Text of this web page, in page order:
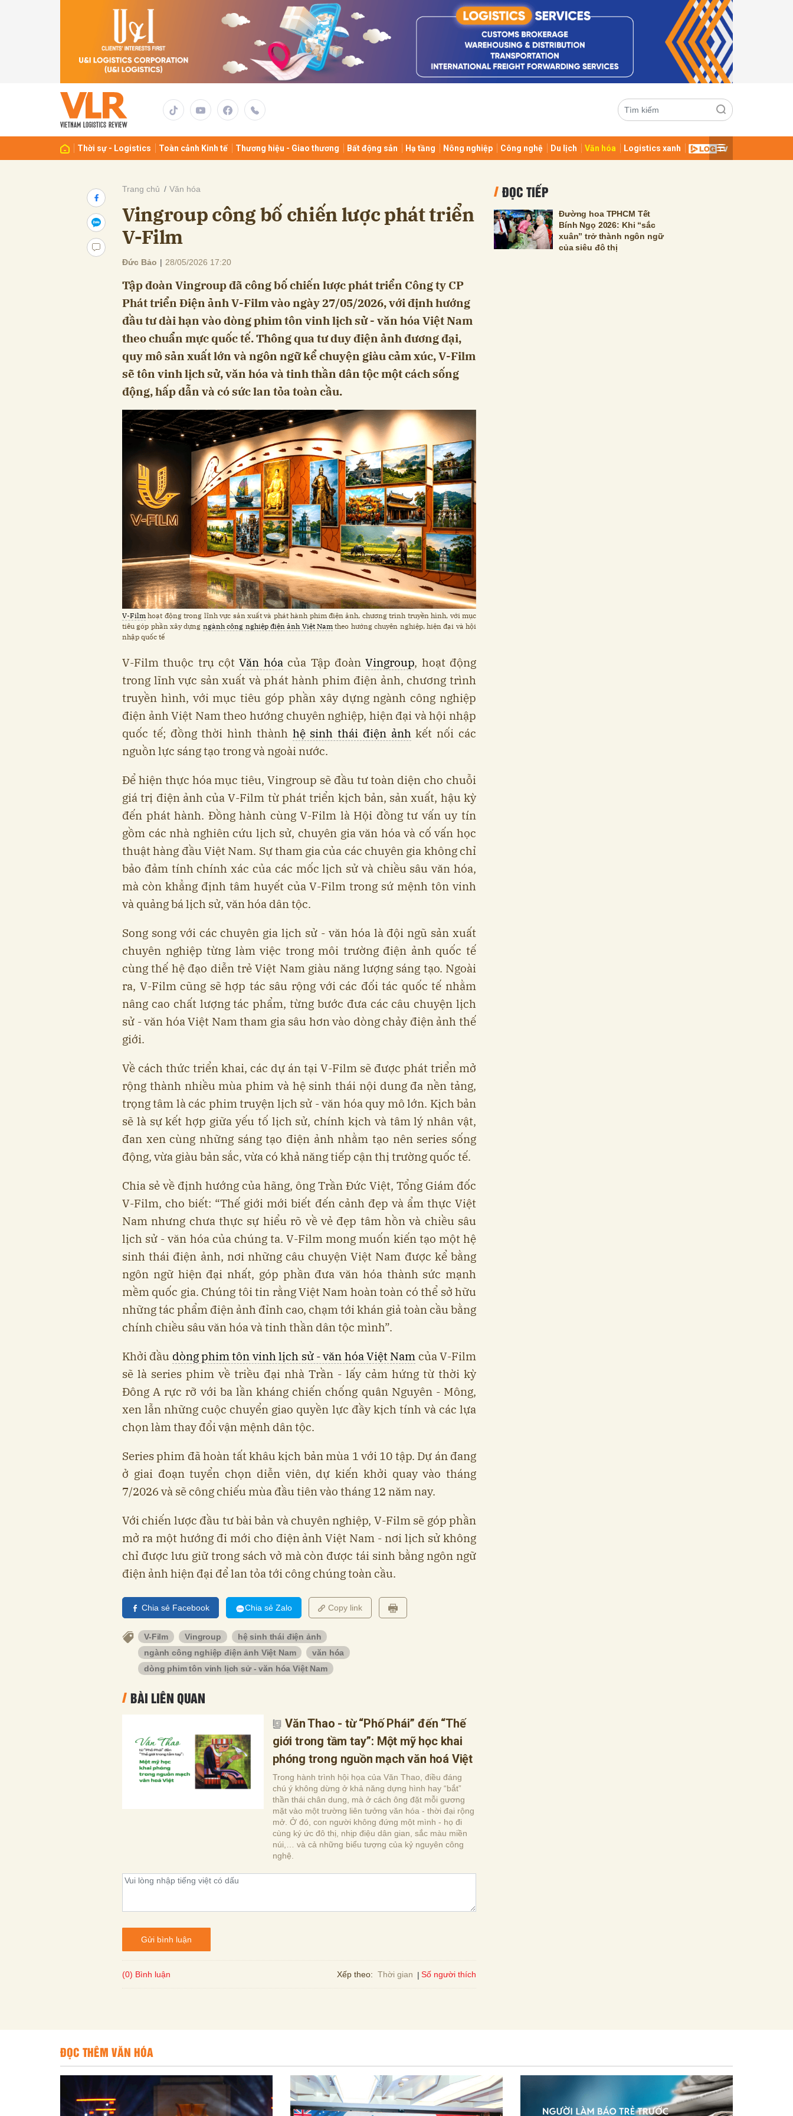
Thời sự - Logistics Toàn cảnh Kinh tế Thương hiệu - Giao thương Bất động sản Hạ tầng Nông nghiệp Công nghệ Du lịch Văn hóa Logistics xanh
Trang chủ Văn hóa
Vingroup công bố chiến lược phát triển
V-Film
Đức Bảo | 28/05/2026 17:20
Tập đoàn Vingroup đã công bố chiến lược phát triển Công ty CP
Phát triển Điện ảnh V-Film vào ngày 27/05/2026, với định hướng
đầu tư dài hạn vào dòng phim tôn vinh lịch sử - văn hóa Việt Nam
theo chuẩn mực quốc tế. Thông qua tư duy điện ảnh đương đại,
quy mô sản xuất lớn và ngôn ngữ kể chuyện giàu cảm xúc, V-Film
sẽ tôn vinh lịch sử, văn hóa và tinh thần dân tộc một cách sống
động, hấp dẫn và có sức lan tỏa toàn cầu.
V-Film hoạt động trong lĩnh vực sản xuất và phát hành phim điện ảnh, chương trình truyền hình, với mục
tiêu góp phần xây dựng ngành công nghiệp điện ảnh Việt Nam theo hướng chuyên nghiệp, hiện đại và hội
nhập quốc tế
V-Film thuộc trụ cộtVăn hóacủa Tập đoànVingroup, hoạt động
trong lĩnh vực sản xuất và phát hành phim điện ảnh, chương trình
truyền hình, với mục tiêu góp phần xây dựng ngành công nghiệp
điện ảnh Việt Nam theo hướng chuyên nghiệp, hiện đại và hội nhập
quốc tế; đồng thời hình thành hệ sinh thái điện ảnhkết nối các
nguồn lực sáng tạo trong và ngoài nước.
Để hiện thực hóa mục tiêu, Vingroup sẽ đầu tư toàn diện cho chuỗi
giá trị điện ảnh của V-Film từ phát triển kịch bản, sản xuất, hậu kỳ
đến phát hành. Đồng hành cùng V-Film là Hội đồng tư vấn uy tín
gồm các nhà nghiên cứu lịch sử, chuyên gia văn hóa và cố vấn học
thuật hàng đầu Việt Nam. Sự tham gia của các chuyên gia không chỉ
bảo đảm tính chính xác của các mốc lịch sử và chiều sâu văn hóa,
mà còn khẳng định tâm huyết của V-Film trong sứ mệnh tôn vinh
và quảng bá lịch sử, văn hóa dân tộc.
Song song với các chuyên gia lịch sử - văn hóa là đội ngũ sản xuất
chuyên nghiệp từng làm việc trong môi trường điện ảnh quốc tế
cùng thế hệ đạo diễn trẻ Việt Nam giàu năng lượng sáng tạo. Ngoài
ra, V-Film cũng sẽ hợp tác sâu rộng với các đối tác quốc tế nhằm
nâng cao chất lượng tác phẩm, từng bước đưa các câu chuyện lịch
sử - văn hóa Việt Nam tham gia sâu hơn vào dòng chảy điện ảnh thế
giới.
Về cách thức triển khai, các dự án tại V-Film sẽ được phát triển mở
rộng thành nhiều mùa phim và hệ sinh thái nội dung đa nền tảng,
trọng tâm là các phim truyện lịch sử - văn hóa quy mô lớn. Kịch bản
sẽ là sự kết hợp giữa yếu tố lịch sử, chính kịch và tâm lý nhân vật,
đan xen cùng những sáng tạo điện ảnh nhằm tạo nên series sống
động, vừa giàu bản sắc, vừa có khả năng tiếp cận thị trường quốc tế.
Chia sẻ về định hướng của hãng, ông Trần Đức Việt, Tổng Giám đốc
V-Film, cho biết: “Thế giới mới biết đến cảnh đẹp và ẩm thực Việt
Nam nhưng chưa thực sự hiểu rõ về vẻ đẹp tâm hồn và chiều sâu
lịch sử - văn hóa của chúng ta. V-Film mong muốn kiến tạo một hệ
sinh thái điện ảnh, nơi những câu chuyện Việt Nam được kể bằng
ngôn ngữ hiện đại nhất, góp phần đưa văn hóa thành sức mạnh
mềm quốc gia. Chúng tôi tin rằng Việt Nam hoàn toàn có thể sở hữu
những tác phẩm điện ảnh đỉnh cao, chạm tới khán giả toàn cầu bằng
chính chiều sâu văn hóa và tinh thần dân tộc mình”.
Khởi đầu dòng phim tôn vinh lịch sử - văn hóa Việt Nam của V-Film
sẽ là series phim về triều đại nhà Trần - lấy cảm hứng từ thời kỳ
Đông A rực rỡ với ba lần kháng chiến chống quân Nguyên - Mông,
xen lẫn những cuộc chuyển giao quyền lực đầy kịch tính và các lựa
chọn làm thay đổi vận mệnh dân tộc.
Series phim đã hoàn tất khâu kịch bản mùa 1 với 10 tập. Dự án đang
ở giai đoạn tuyển chọn diễn viên, dự kiến khởi quay vào tháng
7/2026 và sẽ công chiếu mùa đầu tiên vào tháng 12 năm nay.
Với chiến lược đầu tư bài bản và chuyên nghiệp, V-Film sẽ góp phần
mở ra một hướng đi mới cho điện ảnh Việt Nam - nơi lịch sử không
chỉ được lưu giữ trong sách vở mà còn được tái sinh bằng ngôn ngữ
điện ảnh hiện đại để lan tỏa tới công chúng toàn cầu.
Chia sẻ Facebook Chia sẻ Zalo Copy link
V-Film Vingroup
hệ sinh thái điện ảnh
ngành công nghiệp điện ảnh Việt Nam
văn hóa
dòng phim tôn vinh lịch sử - văn hóa Việt Nam
BÀI LIÊN QUAN
Văn Thao - từ “Phố Phái” đến “Thế
giới trong tầm tay”: Một mỹ học khai
phóng trong nguồn mạch văn hoá Việt
Trong hành trình hội họa của Văn Thao, điều đáng
chú ý không dừng ở khả năng dựng hình hay “bắt”
thần thái chân dung, mà ở cách ông đặt mỗi gương
mặt vào một trường liên tưởng văn hóa - thời đại rộng
mở. Ở đó, con người không đứng một mình - họ đi
cùng ký ức đô thị, nhịp điệu dân gian, sắc màu miền
núi,… và cả những biểu tượng của kỷ nguyên công
nghệ.
Gửi bình luận
(0) Bình luận Xếp theo: Thời gian Số người thích
ĐỌC TIẾP
Đường hoa TPHCM Tết
Bính Ngọ 2026: Khi “sắc
xuân” trở thành ngôn ngữ
của siêu đô thị
ĐỌC THÊM VĂN HÓA
Gửi bình luận